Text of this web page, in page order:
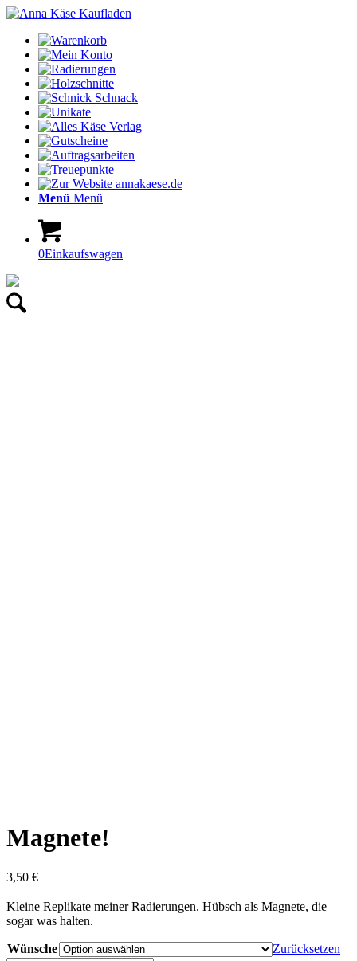
Menü Menü
0Einkaufswagen
Magnete!
3,50 €
Kleine Replikate meiner Radierungen. Hübsch als Magnete, die
sogar was halten.
Wünsche
Zurücksetzen